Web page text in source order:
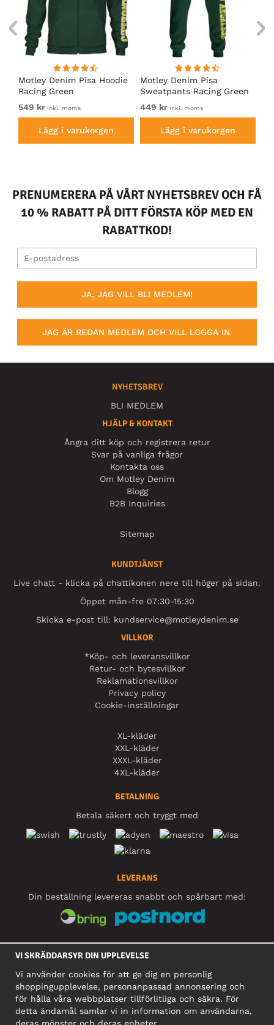
Motley Denim Pisa Hoodie
Racing Green
549 kr inkl. moms
Lägg i varukorgen
Motley Denim Pisa
Sweatpants Racing Green
449 kr inkl. moms
Lägg i varukorgen
PRENUMERERA PÅ VÅRT NYHETSBREV OCH FÅ
10 % RABATT PÅ DITT FÖRSTA KÖP MED EN
RABATTKOD!
JA, JAG VILL BLI MEDLEM!
JAG ÄR REDAN MEDLEM OCH VILL LOGGA IN
NYHETSBREV
BLI MEDLEM
HJÄLP & KONTAKT
Ångra ditt köp och registrera retur
Svar på vanliga frågor
Kontakta oss
Om Motley Denim
Blogg
B2B Inquiries
Sitemap
KUNDTJÄNST
Live chatt - klicka på chattikonen nere till höger på sidan.
Öppet mån-fre 07:30-15:30
Skicka e-post till: kundservice@motleydenim.se
VILLKOR
*Köp- och leveransvillkor
Retur- och bytesvillkor
Reklamationsvillkor
Privacy policy
Cookie-inställningar
XL-kläder
XXL-kläder
XXXL-kläder
4XL-kläder
BETALNING
Betala säkert och tryggt med
LEVERANS
Din beställning levereras snabbt och spårbart med:
SOCIALA MEDIER
FÖRETAG
Motley Denim Europe OÜ
VI SKRÄDDARSYR DIN UPPLEVELSE
Vi använder cookies för att ge dig en personlig
shoppingupplevelse, personanpassad annonsering och
för hålla våra webbplatser tillförlitliga och säkra. För
detta ändamål samlar vi in information om användarna,